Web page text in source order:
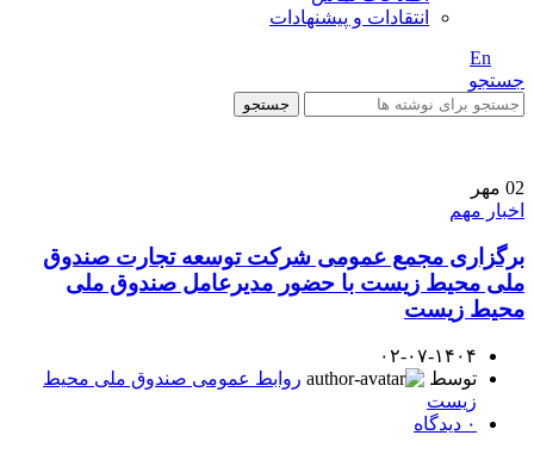
انتقادات و پیشنهادات
En
جستجو
جستجو
02 مهر
اخبار مهم
برگزاری مجمع عمومی شرکت توسعه تجارت صندوق
ملی محیط زیست با حضور مدیرعامل صندوق ملی
محیط زیست
۰۲-۰۷-۱۴۰۴
توسط
روابط عمومی صندوق ملی محیط
زیست
۰ دیدگاه